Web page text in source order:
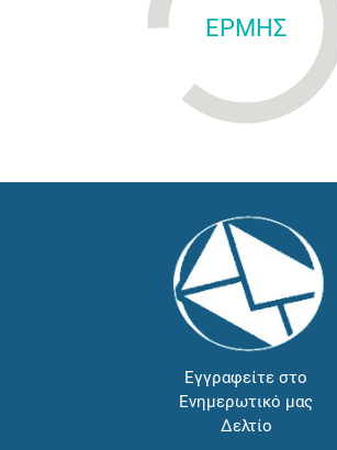
ΕΡΜΗΣ
Εγγραφείτε στο
Ενημερωτικό μας
Δελτίο